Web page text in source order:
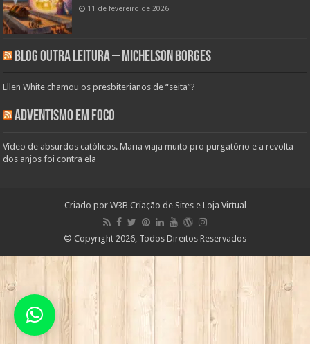
11 de fevereiro de 2026
Blog Outra Leitura – Michelson Borges
Ellen White chamou os presbiterianos de “seita”?
Adventismo em Foco
Vídeo de absurdos católicos. Maria viaja muito pro purgatório e a revolta
dos anjos foi contra ela
Criado por W3B Criação de Sites e Loja Virtual
© Copyright 2026, Todos Direitos Reservados